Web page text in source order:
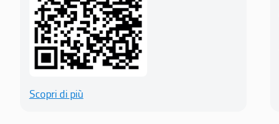
Scopri di più